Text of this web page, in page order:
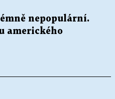
nepopulární.
amerického